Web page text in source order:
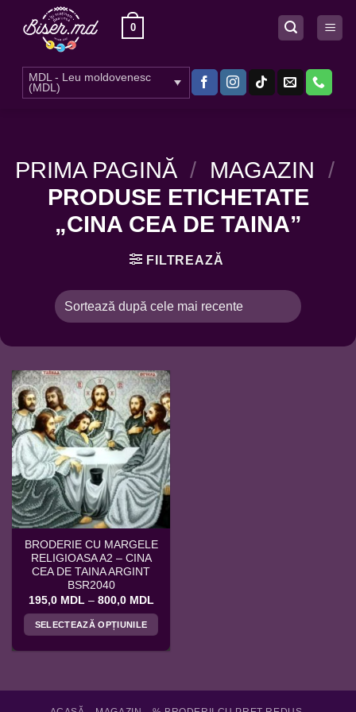
0
MDL - Leu moldovenesc
(MDL)
PRIMA PAGINĂ / MAGAZIN /
PRODUSE ETICHETATE
„CINA CEA DE TAINA”
FILTREAZĂ
BRODERIE CU MARGELE
RELIGIOASA A2 – CINA
CEA DE TAINA ARGINT
BSR2040
195,0 MDL – 800,0 MDL
prețuri:
195,0 MDL
la
SELECTEAZĂ OPȚIUNILE
mai